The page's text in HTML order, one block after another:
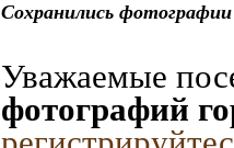
Сохранились
Уважаемые
фотографий